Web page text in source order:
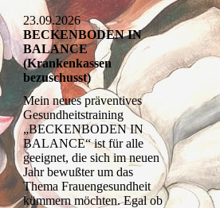
23.09.2026
BECKENBODEN IN
BALANCE
(Krankenkassen
bezuschusst)
Mein neues präventives
Gesundheitstraining
„BECKENBODEN IN
BALANCE“ ist für alle
geeignet, die sich im neuen
Jahr bewußter um das
Thema Frauengesundheit
kümmern möchten. Egal ob